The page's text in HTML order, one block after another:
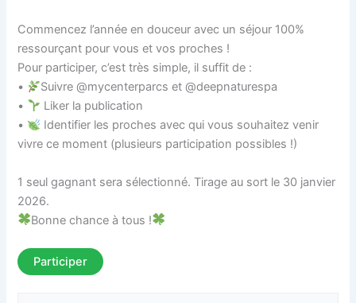
Commencez l’année en douceur avec un séjour 100%
ressourçant pour vous et vos proches !
Pour participer, c’est très simple, il suffit de :
•
Suivre @mycenterparcs et @deepnaturespa
•
Liker la publication
•
Identifier les proches avec qui vous souhaitez venir
vivre ce moment (plusieurs participation possibles !)
1 seul gagnant sera sélectionné. Tirage au sort le 30 janvier
2026.
Bonne chance à tous !
Participer